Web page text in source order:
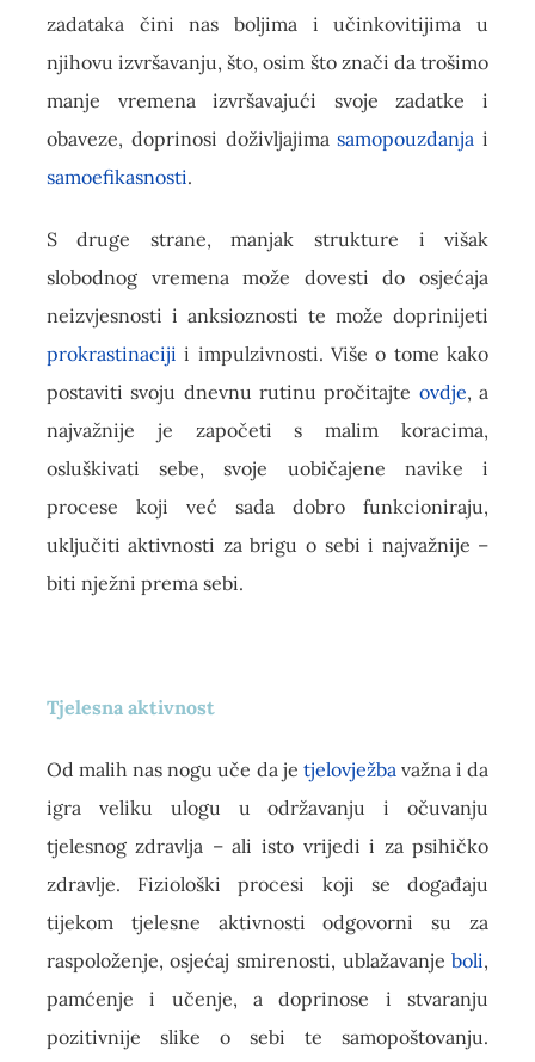
zadataka čini nas boljima i učinkovitijima u
njihovu izvršavanju, što, osim što znači da trošimo
manje vremena izvršavajući svoje zadatke i
obaveze, doprinosi doživljajimasamopouzdanja i
samoefikasnosti.
S druge strane, manjak strukture i višak
slobodnog vremena može dovesti do osjećaja
neizvjesnosti i anksioznosti te može doprinijeti
prokrastinaciji i impulzivnosti. Više o tome kako
postaviti svoju dnevnu rutinu pročitajte ovdje, a
najvažnije je započeti s malim koracima,
osluškivati sebe, svoje uobičajene navike i
procese koji već sada dobro funkcioniraju,
uključiti aktivnosti za brigu o sebi i najvažnije –
biti nježni prema sebi.
Tjelesna aktivnost
Od malih nas nogu uče da je tjelovježbavažna i da
igra veliku ulogu u održavanju i očuvanju
tjelesnog zdravlja – ali isto vrijedi i za psihičko
zdravlje. Fiziološki procesi koji se događaju
tijekom tjelesne aktivnosti odgovorni su za
raspoloženje, osjećaj smirenosti, ublažavanjeboli,
pamćenje i učenje, a doprinose i stvaranju
pozitivnije slike o sebi te samopoštovanju.